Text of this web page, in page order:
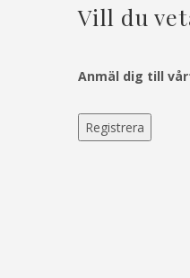
Vill du
Anmäl dig till